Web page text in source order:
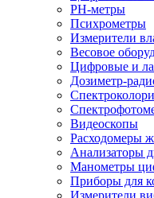
PH-метры
Психрометры
Измерители
Весовое
Цифровые и
Дозиметр-
Видеоскопы
Расходомеры
Анализаторы
Манометры
Приборы для
Измерители